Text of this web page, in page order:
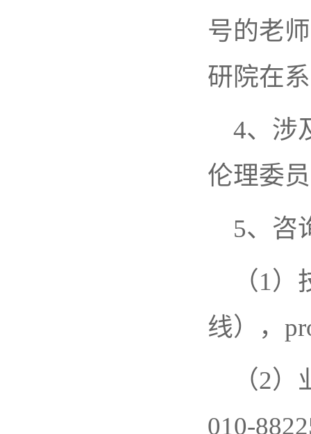
号的老
研院在
4、涉
伦理委
5、咨
（1
线），
（2
010-